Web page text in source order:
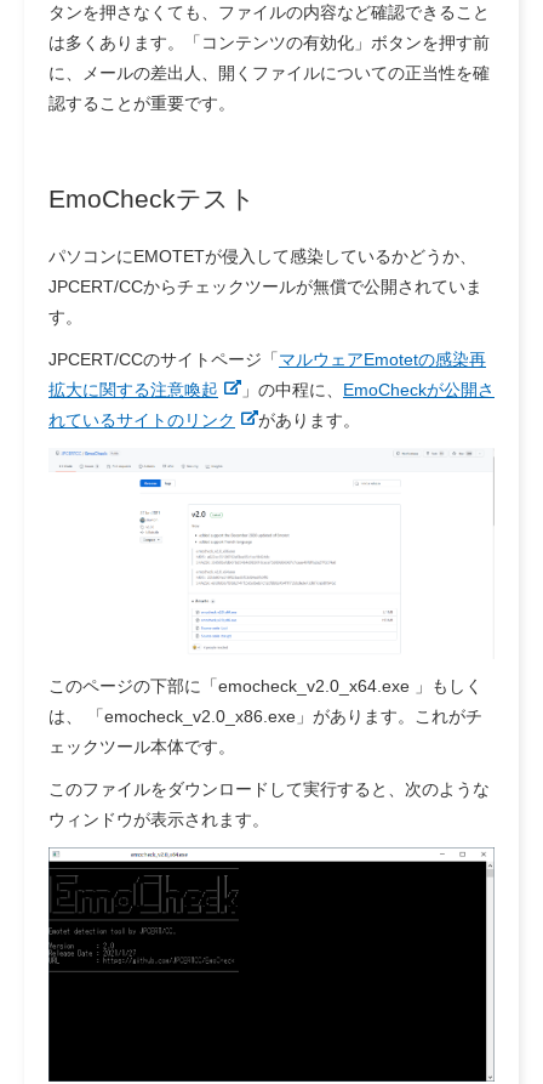
タンを押さなくても、ファイルの内容など確認できること
は多くあります。「コンテンツの有効化」ボタンを押す前
に、メールの差出人、開くファイルについての正当性を確
認することが重要です。
EmoCheckテスト
パソコンにEMOTETが侵入して感染しているかどうか、
JPCERT/CCからチェックツールが無償で公開されていま
す。
JPCERT/CCのサイトページ「マルウェアEmotetの感染再
拡大に関する注意喚起
」の中程に、 EmoCheckが公開さ
れているサイトのリンク
があります。
このページの下部に「emocheck_v2.0_x64.exe 」もしく
は、 「emocheck_v2.0_x86.exe」があります。これがチ
ェックツール本体です。
このファイルをダウンロードして実行すると、次のような
ウィンドウが表示されます。